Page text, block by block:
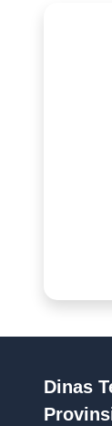
Dinas